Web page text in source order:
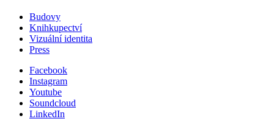
Budovy
Knihkupectví
Vizuální identita
Press
Facebook
Instagram
Youtube
Soundcloud
LinkedIn